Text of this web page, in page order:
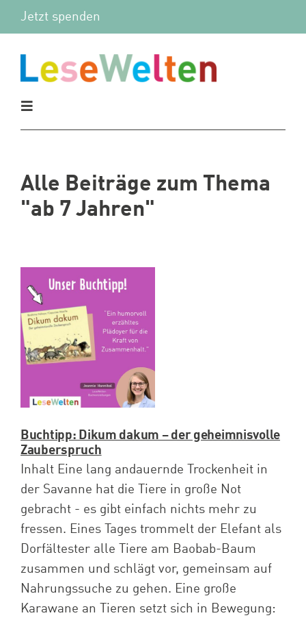
Zum
Jetzt spenden
Toggle
Vor Ort
Wir
Spenden
Alle Beiträge zum Thema
"ab 7 Jahren"
Buchtipp: Dikum dakum – der geheimnisvolle
Zauberspruch
Inhalt Eine lang andauernde Trockenheit in
der Savanne hat die Tiere in große Not
gebracht - es gibt einfach nichts mehr zu
fressen. Eines Tages trommelt der Elefant als
Dorfältester alle Tiere am Baobab-Baum
zusammen und schlägt vor, gemeinsam auf
Nahrungssuche zu gehen. Eine große
Karawane an Tieren setzt sich in Bewegung: